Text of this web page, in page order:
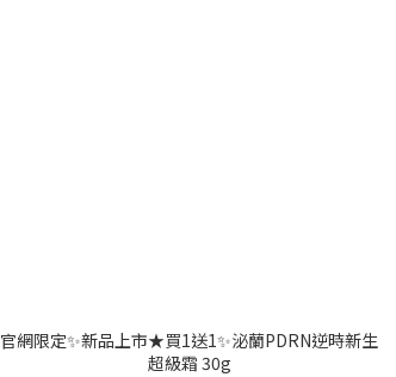
官網限定✨新品上市★買1送1✨泌蘭PDRN逆時新生
超級霜 30g